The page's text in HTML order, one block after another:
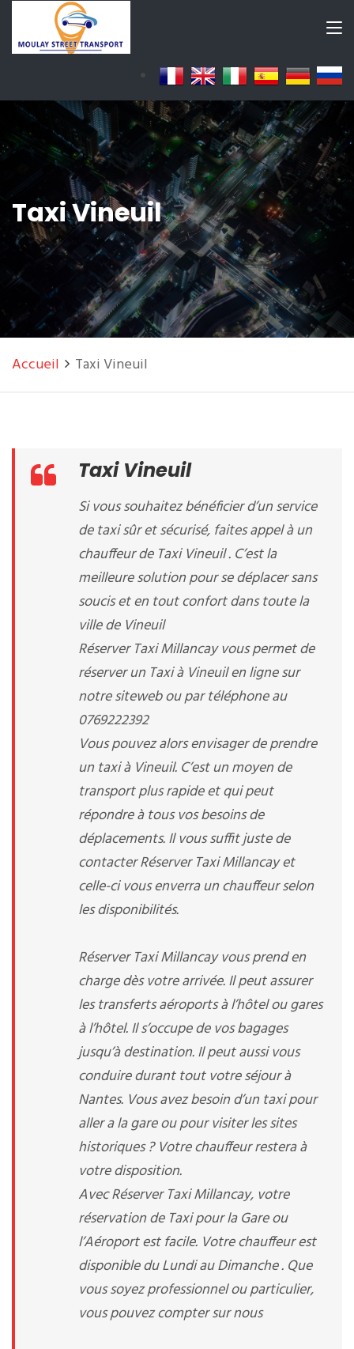
Taxi Vineuil
Accueil Taxi Vineuil
Taxi Vineuil
Si vous souhaitez bénéficier d’un service
de taxi sûr et sécurisé, faites appel à un
chauffeur de Taxi Vineuil . C’est la
meilleure solution pour se déplacer sans
soucis et en tout confort dans toute la
ville de Vineuil
Réserver Taxi Millancay vous permet de
réserver un Taxi à Vineuil en ligne sur
notre siteweb ou par téléphone au
0769222392
Vous pouvez alors envisager de prendre
un taxi à Vineuil. C’est un moyen de
transport plus rapide et qui peut
répondre à tous vos besoins de
déplacements. Il vous suffit juste de
contacter Réserver Taxi Millancay et
celle-ci vous enverra un chauffeur selon
les disponibilités.
Réserver Taxi Millancay vous prend en
charge dès votre arrivée. Il peut assurer
les transferts aéroports à l’hôtel ou gares
à l’hôtel. Il s’occupe de vos bagages
jusqu’à destination. Il peut aussi vous
conduire durant tout votre séjour à
Nantes. Vous avez besoin d’un taxi pour
aller a la gare ou pour visiter les sites
historiques ? Votre chauffeur restera à
votre disposition.
Avec Réserver Taxi Millancay, votre
réservation de Taxi pour la Gare ou
l’Aéroport est facile. Votre chauffeur est
disponible du Lundi au Dimanche . Que
vous soyez professionnel ou particulier,
vous pouvez compter sur nous